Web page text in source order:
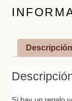
Descripción